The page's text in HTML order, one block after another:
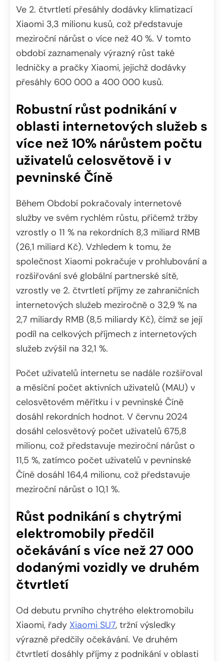
Ve 2. čtvrtletí přesáhly dodávky klimatizací
Xiaomi 3,3 milionu kusů, což představuje
meziroční nárůst o více než 40 %. V tomto
období zaznamenaly výrazný růst také
ledničky a pračky Xiaomi, jejichž dodávky
přesáhly 600 000 a 400 000 kusů.
Robustní růst podnikání v
oblasti internetových služeb s
více než 10% nárůstem počtu
uživatelů celosvětově i v
pevninské Číně
Během Období pokračovaly internetové
služby ve svém rychlém růstu, přičemž tržby
vzrostly o 11 % na rekordních 8,3 miliard RMB
(26,1 miliard Kč). Vzhledem k tomu, že
společnost Xiaomi pokračuje v prohlubování a
rozšiřování své globální partnerské sítě,
vzrostly ve 2. čtvrtletí příjmy ze zahraničních
internetových služeb meziročně o 32,9 % na
2,7 miliardy RMB (8,5 miliardy Kč), čímž se její
podíl na celkových příjmech z internetových
služeb zvýšil na 32,1 %.
Počet uživatelů internetu se nadále rozšiřoval
a měsíční počet aktivních uživatelů (MAU) v
celosvětovém měřítku i v pevninské Číně
dosáhl rekordních hodnot. V červnu 2024
dosáhl celosvětový počet uživatelů 675,8
milionu, což představuje meziroční nárůst o
11,5 %, zatímco počet uživatelů v pevninské
Číně dosáhl 164,4 milionu, což představuje
meziroční nárůst o 10,1 %.
Růst podnikání s chytrými
elektromobily předčil
očekávání s více než 27 000
dodanými vozidly ve druhém
čtvrtletí
Od debutu prvního chytrého elektromobilu
Xiaomi, řady Xiaomi SU7, tržní výsledky
výrazně předčily očekávání. Ve druhém
čtvrtletí dosáhly příjmy z podnikání v oblasti